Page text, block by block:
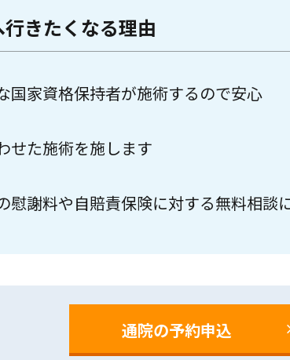
きたくなる理由
国家資格保持者が施術するので安心
せた施術を施します
慰謝料や自賠責保険に対する無料相談
通院の予約申込